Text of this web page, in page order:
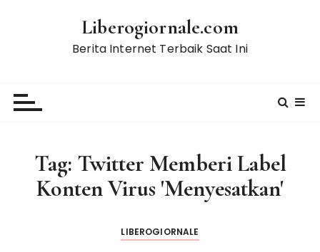
Liberogiornale.com
Berita Internet Terbaik Saat Ini
Tag: Twitter Memberi Label
Konten Virus 'Menyesatkan'
LIBEROGIORNALE